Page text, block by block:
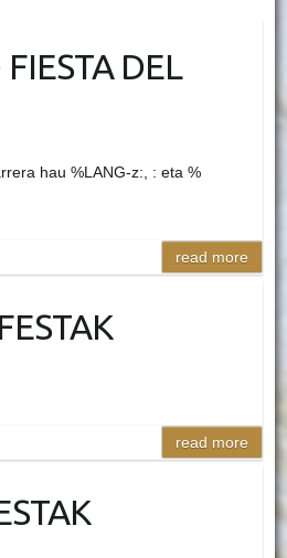
DEL
hau %LANG-z:, : eta %
read more
read more